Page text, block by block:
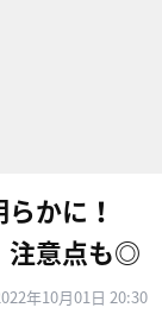
かに！
注意点も◎
年10月01日 20:30